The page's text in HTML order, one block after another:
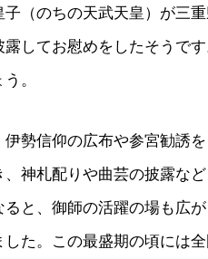
（のちの天武天皇）が三
してお慰めをしたそうです
。
勢信仰の広布や参宮勧誘
神札配りや曲芸の披露など
と、御師の活躍の場も広
た。この最盛期の頃には